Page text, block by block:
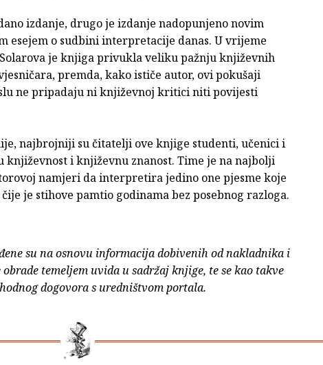
izdanje, drugo je izdanje nadopunjeno novim
esejem o sudbini interpretacije danas. U vrijeme
je knjiga privukla veliku pažnju književnih
premda, kako ističe autor, ovi pokušaji
ne pripadaju ni književnoj kritici niti povijesti
najbrojniji su čitatelji ove knjige studenti, učenici i
i književnu znanost. Time je na najbolji
namjeri da interpretira jedino one pjesme koje
je stihove pamtio godinama bez posebnog razloga.
su na osnovu informacija dobivenih od nakladnika i
temeljem uvida u sadržaj knjige, te se kao takve
dogovora s uredništvom portala.